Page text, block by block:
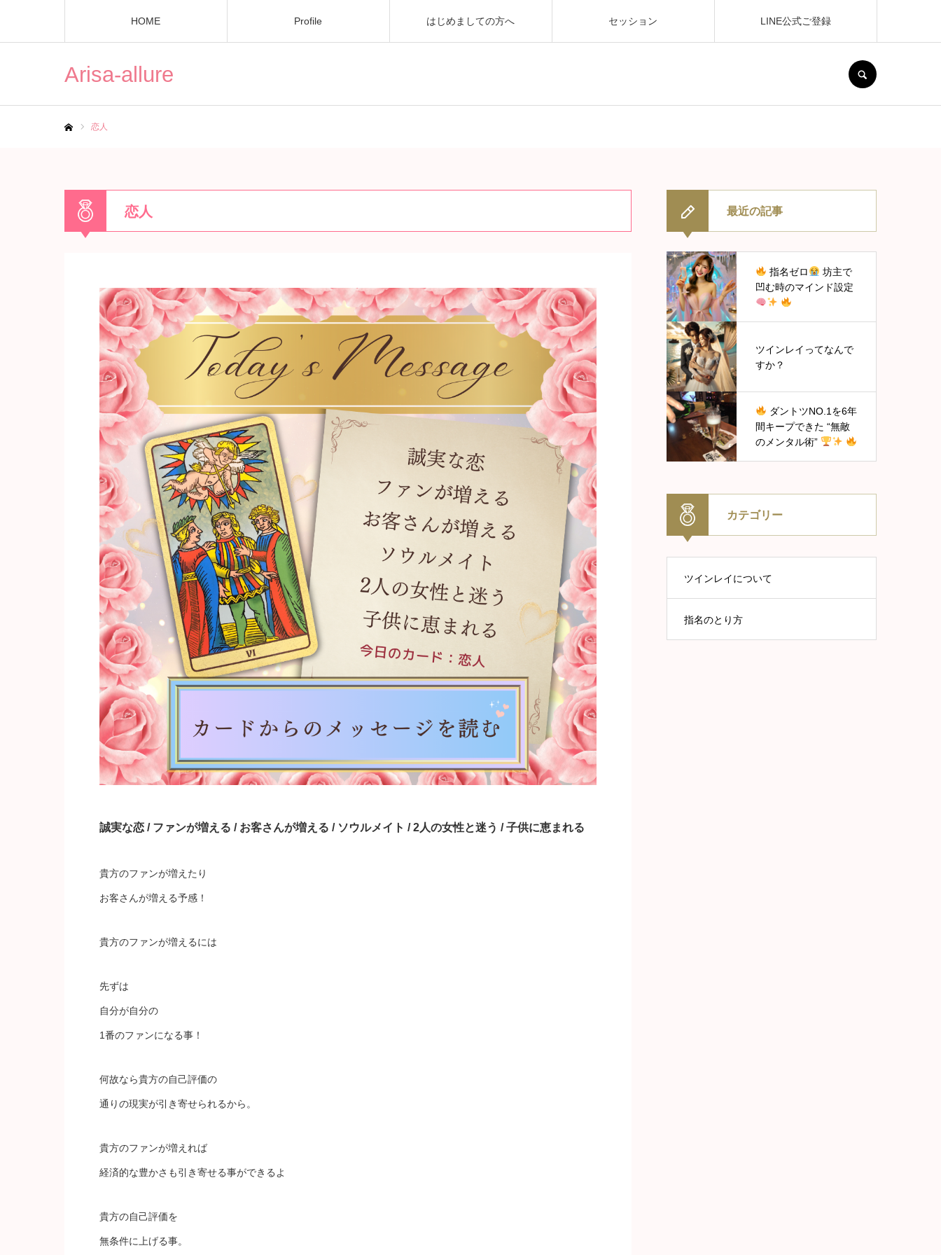
Arisa-allure
HOME Profile はじめましての方へ セッション LINE公式ご登録
恋人
恋人
誠実な恋 / ファンが増える / お客さんが増える / ソウルメイト / 2人の女性と迷う / 子供に恵まれる
貴方のファンが増えたり
お客さんが増える予感！
貴方のファンが増えるには
先ずは
自分が自分の
1番のファンになる事！
何故なら貴方の自己評価の
通りの現実が引き寄せられるから。
貴方のファンが増えれば
経済的な豊かさも引き寄せる事ができるよ
貴方の自己評価を
無条件に上げる事。
最近の記事
指名ゼロ
坊主で
凹む時のマインド設定
ツインレイってなんで
すか？
ダントツNO.1を6年
間キープできた “無敵
のメンタル術”
カテゴリー
ツインレイについて
指名のとり方